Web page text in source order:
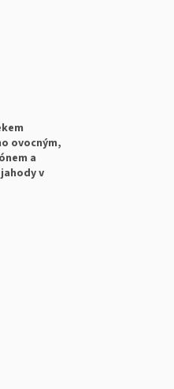
ovocným,
a
v